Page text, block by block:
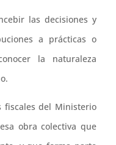
las decisiones y
a prácticas o
la naturaleza
fiscales del Ministerio
obra colectiva que